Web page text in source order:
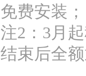
免费安装；
注2：3月
结束后全